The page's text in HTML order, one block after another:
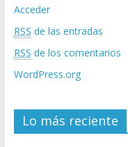
Acceder
RSS de las entradas
RSS de los comentarios
WordPress.org
Lo más reciente